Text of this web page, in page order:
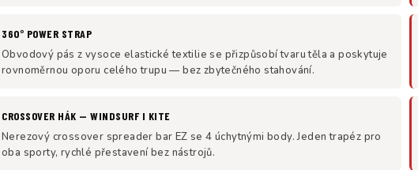
360° POWER STRAP
Obvodový pás z vysoce elastické textilie se přizpůsobí tvaru těla a poskytuje
rovnoměrnou oporu celého trupu — bez zbytečného stahování.
CROSSOVER HÁK — WINDSURF I KITE
Nerezový crossover spreader bar EZ se 4 úchytnými body. Jeden trapéz pro
oba sporty, rychlé přestavení bez nástrojů.